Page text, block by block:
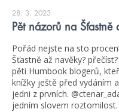
28. 3. 2023
Pět názorů na Šťastně
Pořád nejste na sto
Šťastně až navěky?
pěti Humbook blogerů,
knížky ještě před vydáním
jedni z prvních.
jedním slovem